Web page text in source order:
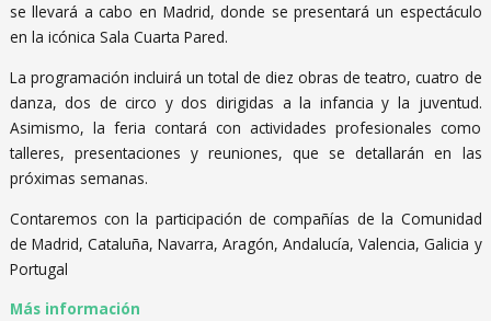
se llevará a cabo en Madrid, donde se presentará un espectáculo
en la icónica Sala Cuarta Pared.
La programación incluirá un total de diez obras de teatro, cuatro de
danza, dos de circo y dos dirigidas a la infancia y la juventud.
Asimismo, la feria contará con actividades profesionales como
talleres, presentaciones y reuniones, que se detallarán en las
próximas semanas.
Contaremos con la participación de compañías de la Comunidad
de Madrid, Cataluña, Navarra, Aragón, Andalucía, Valencia, Galicia y
Portugal
Más información